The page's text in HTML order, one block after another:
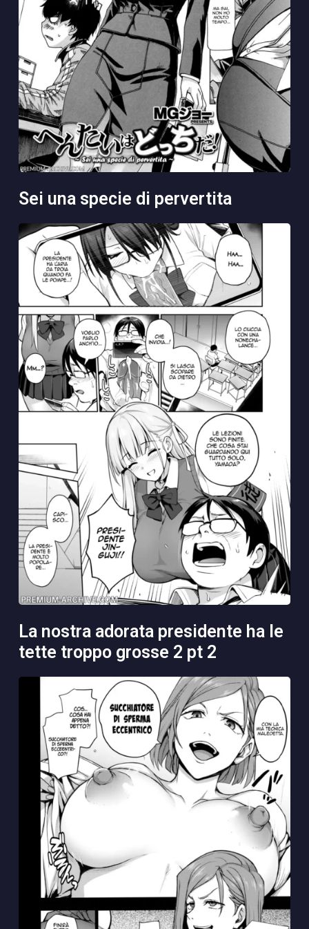
sei una specie di pervertita
la nostra adorata presidente ha le
tette troppo grosse 2 pt 2